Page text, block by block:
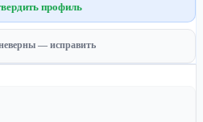
профиль
— исправить